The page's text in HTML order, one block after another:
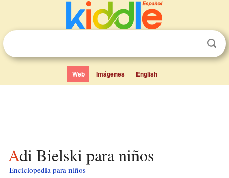
Web Imágenes English
Adi Bielski para niños
Enciclopedia para niños